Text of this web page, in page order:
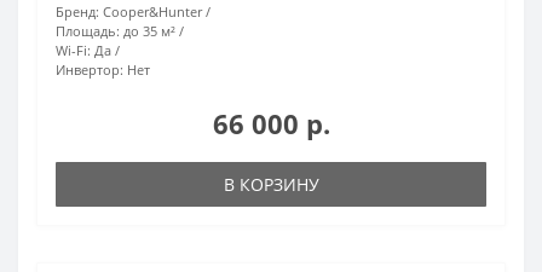
Бренд: Cooper&Hunter
Площадь: до 35 м²
Wi-Fi: Да
Инвертор: Нет
66 000 р.
В КОРЗИНУ